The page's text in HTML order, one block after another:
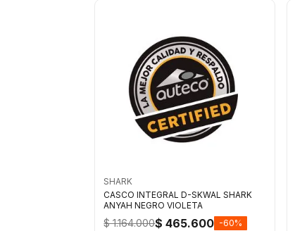
SHARK
CASCO INTEGRAL D-SKWAL SHARK
ANYAH NEGRO VIOLETA
$ 1.164.000$ 465.600 -60%